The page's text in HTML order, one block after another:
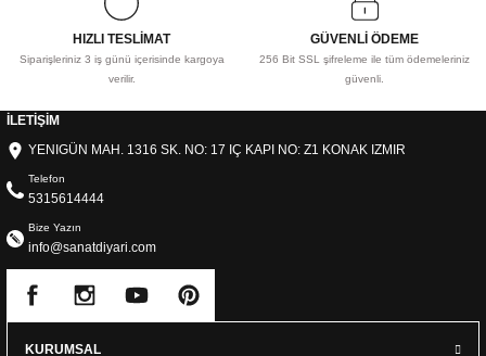
HIZLI TESLİMAT
Siparişleriniz 3 iş günü içerisinde kargoya
verilir.
GÜVENLİ ÖDEME
256 Bit SSL şifreleme ile tüm ödemeleriniz
güvenli.
İLETİŞİM
YENIGÜN MAH. 1316 SK. NO: 17 IÇ KAPI NO: Z1 KONAK IZMIR
Telefon
5315614444
Bize Yazın
info@sanatdiyari.com
KURUMSAL